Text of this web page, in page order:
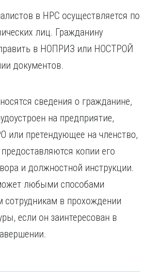
в НРС осуществляется по
лиц. Гражданину
в НОПРИЗ или НОСТРОЙ
документов.
сведения о гражданине,
на предприятие,
или претендующее на членство,
копии его
и должностной инструкции.
любыми способами
сотрудникам в прохождении
если он заинтересован в